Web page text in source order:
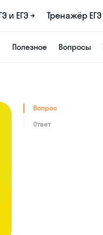
и ЕГЭ → Тренажёр ЕГЭ
Полезное Вопросы
Вопрос
Ответ